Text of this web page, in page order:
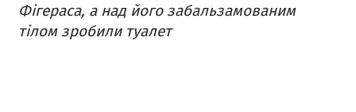
Фігераса, а над його забальзамованим
тілом зробили туалет